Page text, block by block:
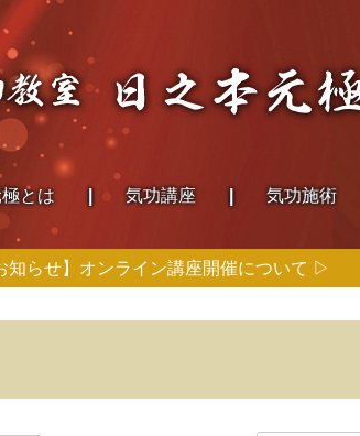
とは 気功講座 気功施術
知らせ】オンライン講座開催について ▷